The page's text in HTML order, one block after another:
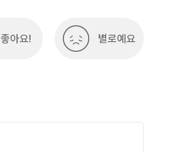
좋아요! 별로예요